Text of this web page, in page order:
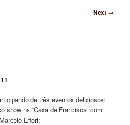
Next →
de três eventos deliciosos:
show na “Casa de Francisca” com
Effori;